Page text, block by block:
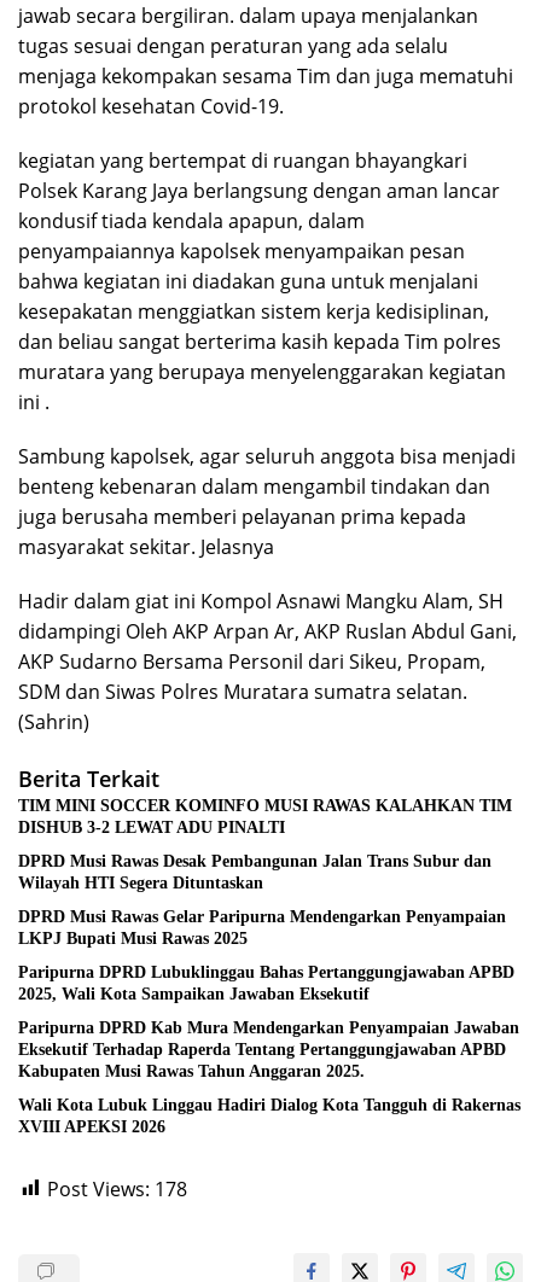
jawab secara bergiliran. dalam upaya menjalankan
tugas sesuai dengan peraturan yang ada selalu
menjaga kekompakan sesama Tim dan juga mematuhi
protokol kesehatan Covid-19.
kegiatan yang bertempat di ruangan bhayangkari
Polsek Karang Jaya berlangsung dengan aman lancar
kondusif tiada kendala apapun, dalam
penyampaiannya kapolsek menyampaikan pesan
bahwa kegiatan ini diadakan guna untuk menjalani
kesepakatan menggiatkan sistem kerja kedisiplinan,
dan beliau sangat berterima kasih kepada Tim polres
muratara yang berupaya menyelenggarakan kegiatan
ini .
Sambung kapolsek, agar seluruh anggota bisa menjadi
benteng kebenaran dalam mengambil tindakan dan
juga berusaha memberi pelayanan prima kepada
masyarakat sekitar. Jelasnya
Hadir dalam giat ini Kompol Asnawi Mangku Alam, SH
didampingi Oleh AKP Arpan Ar, AKP Ruslan Abdul Gani,
AKP Sudarno Bersama Personil dari Sikeu, Propam,
SDM dan Siwas Polres Muratara sumatra selatan.
(Sahrin)
Berita Terkait
TIM MINI SOCCER KOMINFO MUSI RAWAS KALAHKAN TIM
DISHUB 3-2 LEWAT ADU PINALTI
DPRD Musi Rawas Desak Pembangunan Jalan Trans Subur dan
Wilayah HTI Segera Dituntaskan
DPRD Musi Rawas Gelar Paripurna Mendengarkan Penyampaian
LKPJ Bupati Musi Rawas 2025
Paripurna DPRD Lubuklinggau Bahas Pertanggungjawaban APBD
2025, Wali Kota Sampaikan Jawaban Eksekutif
Paripurna DPRD Kab Mura Mendengarkan Penyampaian Jawaban
Eksekutif Terhadap Raperda Tentang Pertanggungjawaban APBD
Kabupaten Musi Rawas Tahun Anggaran 2025.
Wali Kota Lubuk Linggau Hadiri Dialog Kota Tangguh di Rakernas
XVIII APEKSI 2026
Post Views: 178